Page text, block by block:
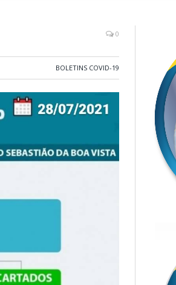
0
BOLETINS COVID-19